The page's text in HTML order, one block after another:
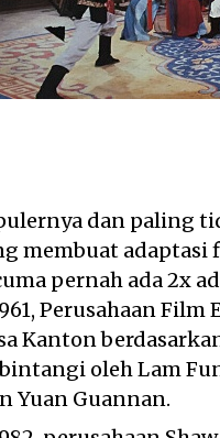
dan paling
membuat
pernah ada 2x
Perusahaan
Kanton
oleh Lam
Yuan Guannan.